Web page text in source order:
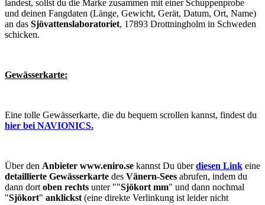
landest, sollst du die Marke zusammen mit einer Schuppenprobe
und deinen Fangdaten (Länge, Gewicht, Gerät, Datum, Ort, Name)
an das Sjövattenslaboratoriet, 17893 Drottningholm in Schweden
schicken.
Gewässerkarte:
Eine tolle Gewässerkarte, die du bequem scrollen kannst, findest du
hier bei NAVIONICS.
Über den Anbieter www.eniro.se kannst Du überdiesen Link eine
detaillierte Gewässerkarte des Vänern-Sees abrufen, indem du
dann dort oben rechts unter ""Sjökort mm" und dann nochmal
"Sjökort" anklickst (eine direkte Verlinkung ist leider nicht